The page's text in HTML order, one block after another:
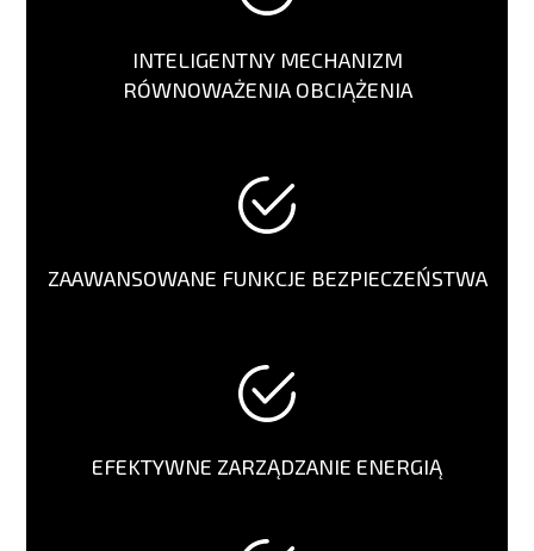
INTELIGENTNY MECHANIZM
RÓWNOWAŻENIA OBCIĄŻENIA
ZAAWANSOWANE FUNKCJE BEZPIECZEŃSTWA
EFEKTYWNE ZARZĄDZANIE ENERGIĄ